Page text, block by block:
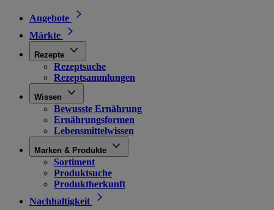
Angebote
Märkte
Rezepte
Rezeptsuche
Rezeptsammlungen
Wissen
Bewusste Ernährung
Ernährungsformen
Lebensmittelwissen
Marken & Produkte
Sortiment
Produktsuche
Produktherkunft
Nachhaltigkeit